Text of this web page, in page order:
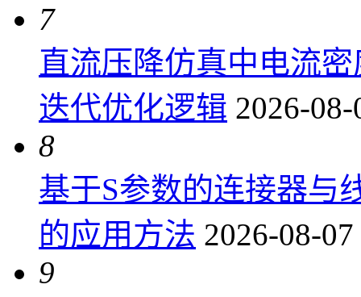
7
直流压降仿真中电流
迭代优化逻辑 2026-
8
基于S参数的连接器与
的应用方法 2026-08-
9